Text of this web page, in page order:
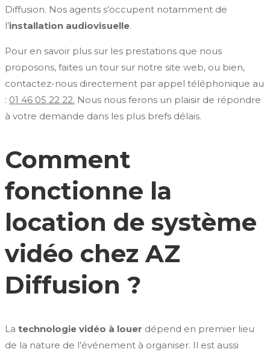
Diffusion. Nos agents s’occupent notamment de
l’installation audiovisuelle.
Pour en savoir plus sur les prestations que nous
proposons, faites un tour sur notre site web, ou bien,
contactez-nous directement par appel téléphonique au
: 01 46 05 22 22. Nous nous ferons un plaisir de répondre
à votre demande dans les plus brefs délais.
Comment
fonctionne la
location de système
vidéo chez AZ
Diffusion ?
La technologie vidéo à louer dépend en premier lieu
de la nature de l’événement à organiser. Il est aussi